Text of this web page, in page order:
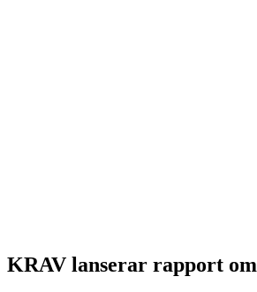
KRAV lanserar rapport